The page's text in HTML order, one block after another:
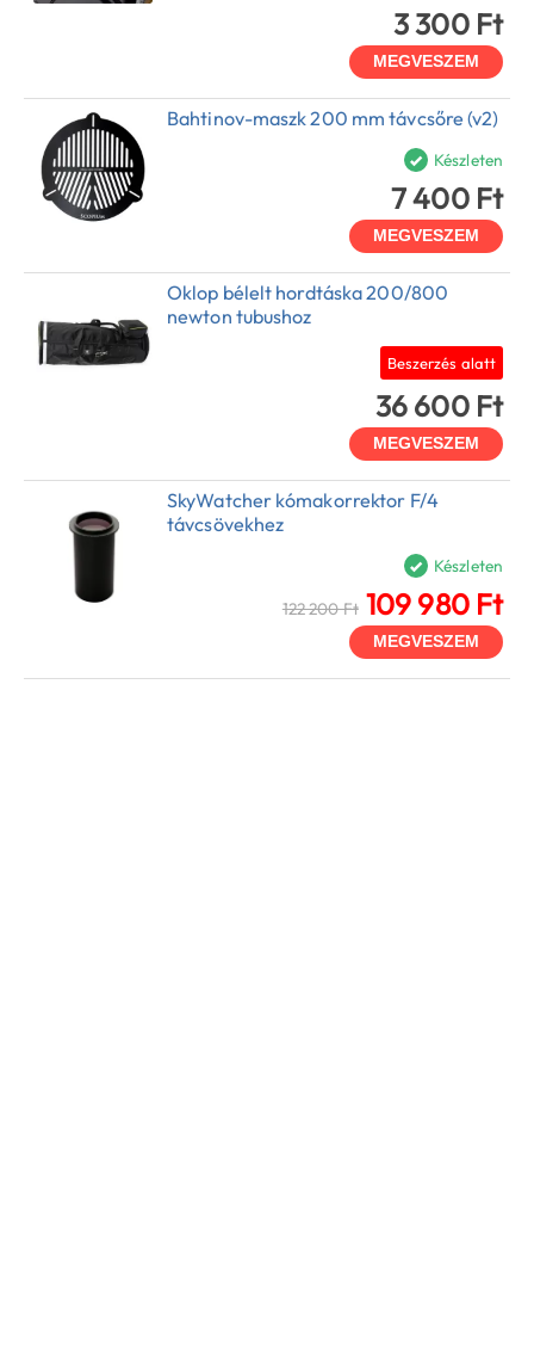
3 300 Ft
MEGVESZEM
Bahtinov-maszk 200 mm távcsőre (v2)
Készleten
7 400 Ft
MEGVESZEM
Oklop bélelt hordtáska 200/800
newton tubushoz
Beszerzés alatt
36 600 Ft
MEGVESZEM
SkyWatcher kómakorrektor F/4
távcsövekhez
Készleten
122 200 Ft 109 980 Ft
MEGVESZEM